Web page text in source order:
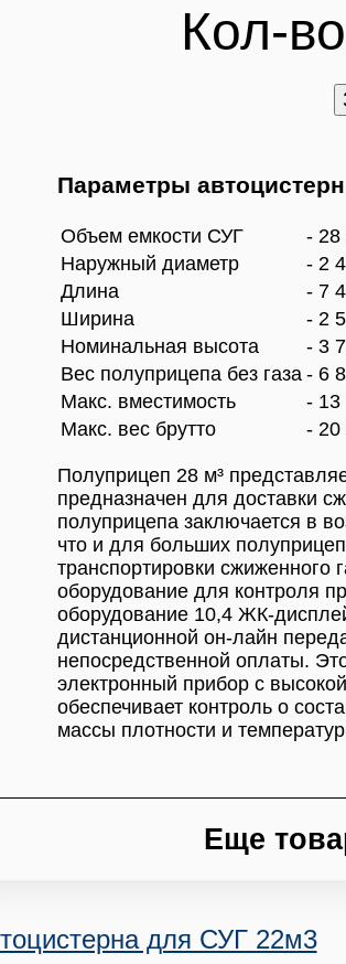
Кол-
Параметры
Объем емкости СУГ
- 28
Наружный диаметр
- 2
Длина
- 7
Ширина
- 2
Номинальная высота
- 3
Вес полуприцепа без газа - 6
Макс. вместимость
- 13
Макс. вес брутто
- 20
Полуприцеп 28 м³
предназначен для доставки
полуприцепа заключается в
что и для больших
транспортировки сжиженного
оборудование для контроля
оборудование 10,4 ЖК-
дистанционной он-лайн
непосредственной оплаты.
электронный прибор с
обеспечивает контроль о
массы плотности и
Еще
для СУГ 22м3